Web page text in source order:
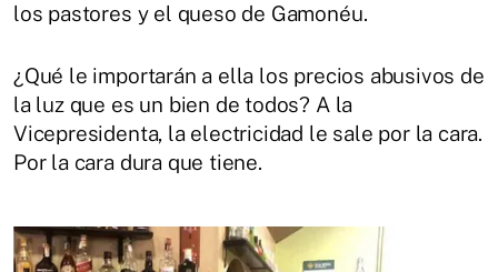
los pastores y el queso de Gamonéu.
¿Qué le importarán a ella los precios abusivos de
la luz que es un bien de todos? A la
Vicepresidenta, la electricidad le sale por la cara.
Por la cara dura que tiene.